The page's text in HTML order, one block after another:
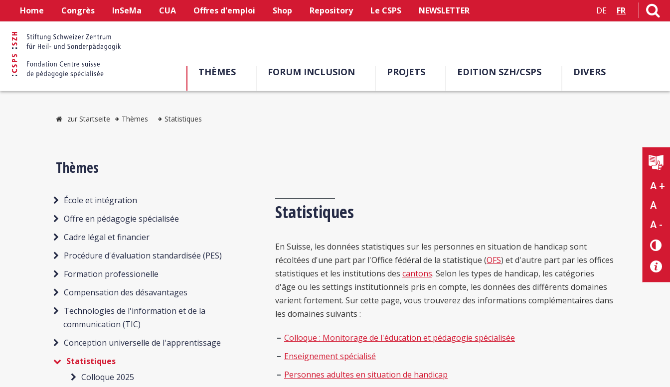
Home Congrès InSeMa CUA Offres d'emploi Shop Repository Le CSPS NEWSLETTER DE FR
THÈMES FORUM INCLUSION PROJETS EDITION SZH/CSPS DIVERS
A +
A
A -
zur Startseite Thèmes Statistiques
Thèmes
École et intégration
Offre en pédagogie spécialisée
Cadre légal et financier
Procédure d'évaluation standardisée (PES)
Formation professionelle
Compensation des désavantages
Technologies de l'information et de la
communication (TIC)
Conception universelle de l'apprentissage
Statistiques
Colloque 2025
Statistiques
En Suisse, les données statistiques sur les personnes en situation de handicap sont
récoltées d'une part par l'Office fédéral de la statistique (OFS) et d'autre part par les offices
statistiques et les institutions des cantons. Selon les types de handicap, les catégories
d'âge ou les settings institutionnels pris en compte, les données des différents domaines
varient fortement. Sur cette page, vous trouverez des informations complémentaires dans
les domaines suivants :
Colloque : Monitorage de l'éducation et pédagogie spécialisée
Enseignement spécialisé
Personnes adultes en situation de handicap